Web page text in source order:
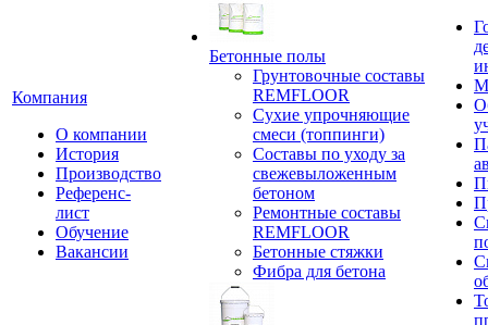
Компания
О компании
История
Производство
Референс-
лист
Обучение
Вакансии
Бетонные полы
Грунтовочные составы
REMFLOOR
Сухие упрочняющие
смеси (топпинги)
Составы по уходу за
свежевыложенным
бетоном
Ремонтные составы
REMFLOOR
Бетонные стяжки
Фибра для бетона